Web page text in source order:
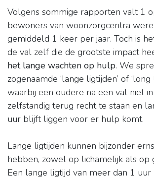
Volgens sommige rapporten valt 1
bewoners van woonzorgcentra
gemiddeld 1 keer per jaar. Toch is
de val zelf die de grootste impact
het lange wachten op hulp. We
zogenaamde ‘lange ligtijden’ of ‘long
waarbij een oudere na een val niet
zelfstandig terug recht te staan en
uur blijft liggen voor er hulp komt.
Lange ligtijden kunnen bijzonder
hebben, zowel op lichamelijk als op
Een lange ligtijd van meer dan 1 uur